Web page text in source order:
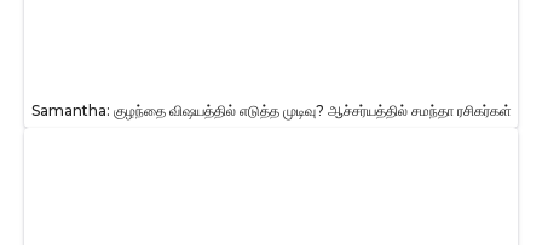
Samantha: குழந்தை விஷயத்தில் எடுத்த முடிவு? ஆச்சர்யத்தில் சமந்தா ரசிகர்கள்